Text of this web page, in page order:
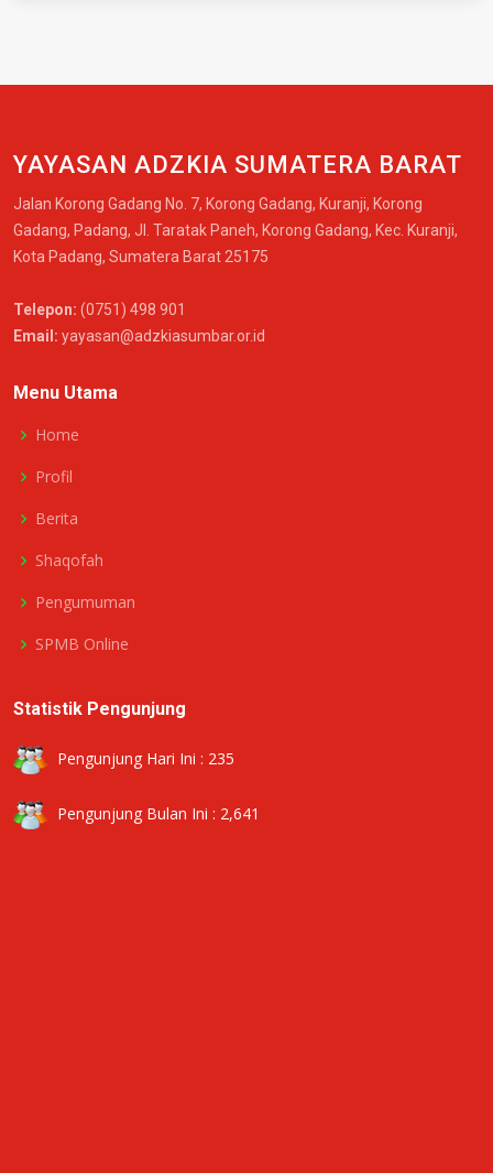
YAYASAN ADZKIA SUMATERA BARAT
Jalan Korong Gadang No. 7, Korong Gadang, Kuranji, Korong
Gadang, Padang, Jl. Taratak Paneh, Korong Gadang, Kec. Kuranji,
Kota Padang, Sumatera Barat 25175
Telepon: (0751) 498 901
Email: yayasan@adzkiasumbar.or.id
Menu Utama
Home
Profil
Berita
Shaqofah
Pengumuman
SPMB Online
Statistik Pengunjung
Pengunjung Hari Ini : 235
Pengunjung Bulan Ini : 2,641